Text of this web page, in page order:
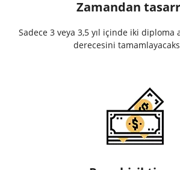
Zamandan
Sadece 3 veya 3,5 yıl içinde iki diploma
derecesini